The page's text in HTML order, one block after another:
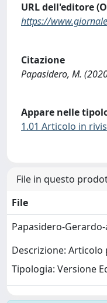
URL dell'editore
https://
Citazione
Papasidero, M.
Appare nelle
1.01 Articolo in
File in questo
File
Papasidero-
Descrizione: Articolo
Tipologia: Versione